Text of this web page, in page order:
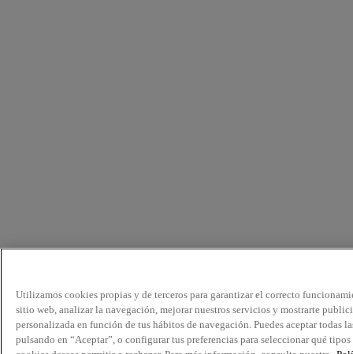
Utilizamos cookies propias y de terceros para garantizar el correcto
sitio web, analizar la navegación, mejorar nuestros servicios y mostrarte
personalizada en función de tus hábitos de navegación. Puedes aceptar todas
pulsando en “Aceptar”, o configurar tus preferencias para seleccionar qué tipos